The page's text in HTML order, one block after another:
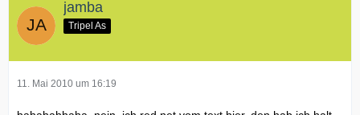
jamba
Tripel As
11. Mai 2010 um 16:19